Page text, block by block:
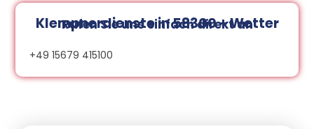
Klempnerdienste in 58300 - Wetter
Rufen Sie uns einfach direkt an
+49 15679 415100